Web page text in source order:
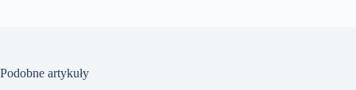
Podobne artykuły